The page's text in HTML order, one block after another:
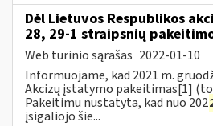
Dėl Lietuvos Respublikos
28, 29-1 straipsnių
Web turinio sąrašas 2022-01-10
Informuojame, kad 2021 m.
Akcizų įstatymo pakeitimas[1]
Pakeitimu nustatyta, kad nuo 202
įsigaliojo šie...